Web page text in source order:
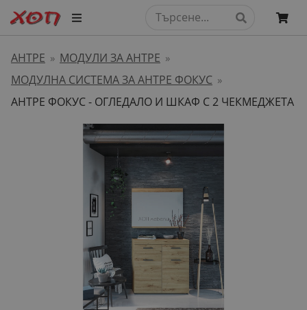
АНТРЕ » МОДУЛИ ЗА АНТРЕ »
МОДУЛНА СИСТЕМА ЗА АНТРЕ ФОКУС »
АНТРЕ ФОКУС - ОГЛЕДАЛО И ШКАФ С 2 ЧЕКМЕДЖЕТА